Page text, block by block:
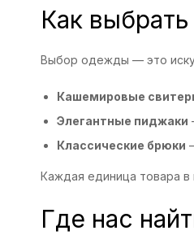
Как
Выбор одежды — это
Кашемировые
Элегантные пиджаки
Классические брюки
Каждая единица товара в
Где нас